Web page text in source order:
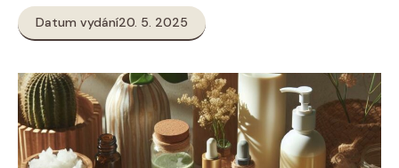
Datum vydání20. 5. 2025